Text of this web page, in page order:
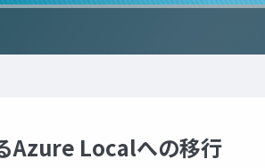
Azure Localへの移行